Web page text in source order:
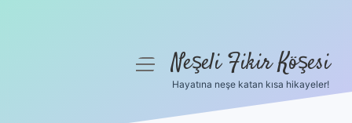
menüyüNeşeli Fikir Köşesi
Hayatına neşe katan kısa hikayeler!